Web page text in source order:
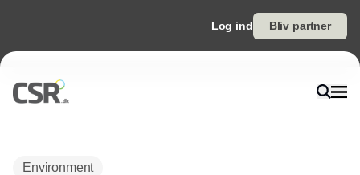
Log ind Bliv partner
Environment